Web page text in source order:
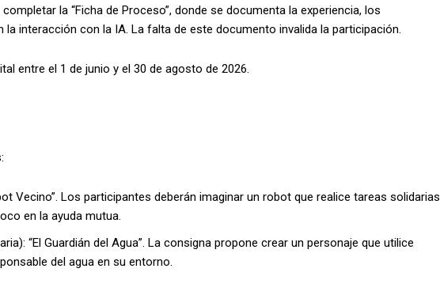
la “Ficha de Proceso”, donde se documenta la experiencia, los
interacción con la IA. La falta de este documento invalida la participación.
entre el 1 de junio y el 30 de agosto de 2026.
Vecino”. Los participantes deberán imaginar un robot que realice tareas solidarias
en la ayuda mutua.
“El Guardián del Agua”. La consigna propone crear un personaje que utilice
del agua en su entorno.